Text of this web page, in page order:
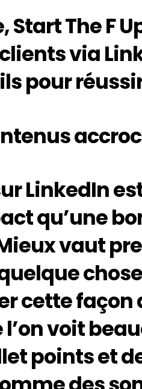
Start The F
via
pour
LinkedIn
qu’une
vaut
cette façon
voit
points et